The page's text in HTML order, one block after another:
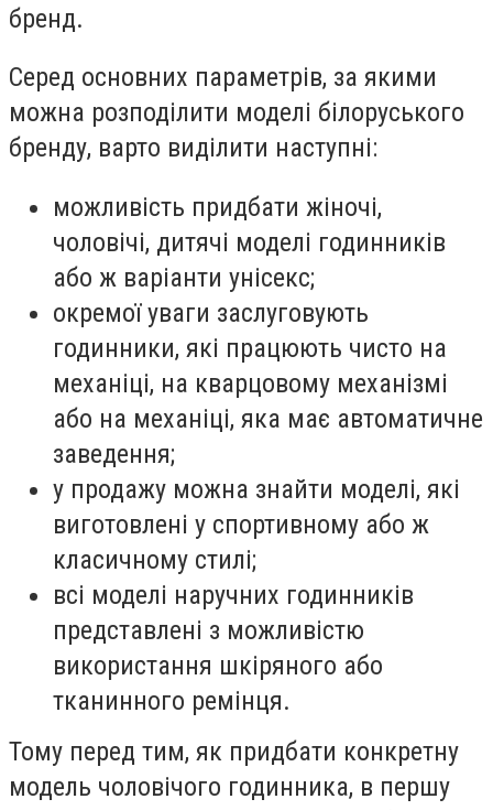
бренд.
Серед основних параметрів, за якими
можна розподілити моделі білоруського
бренду, варто виділити наступні:
можливість придбати жіночі,
чоловічі, дитячі моделі годинників
або ж варіанти унісекс;
окремої уваги заслуговують
годинники, які працюють чисто на
механіці, на кварцовому механізмі
або на механіці, яка має автоматичне
заведення;
у продажу можна знайти моделі, які
виготовлені у спортивному або ж
класичному стилі;
всі моделі наручних годинників
представлені з можливістю
використання шкіряного або
тканинного ремінця.
Тому перед тим, як придбати конкретну
модель чоловічого годинника, в першу